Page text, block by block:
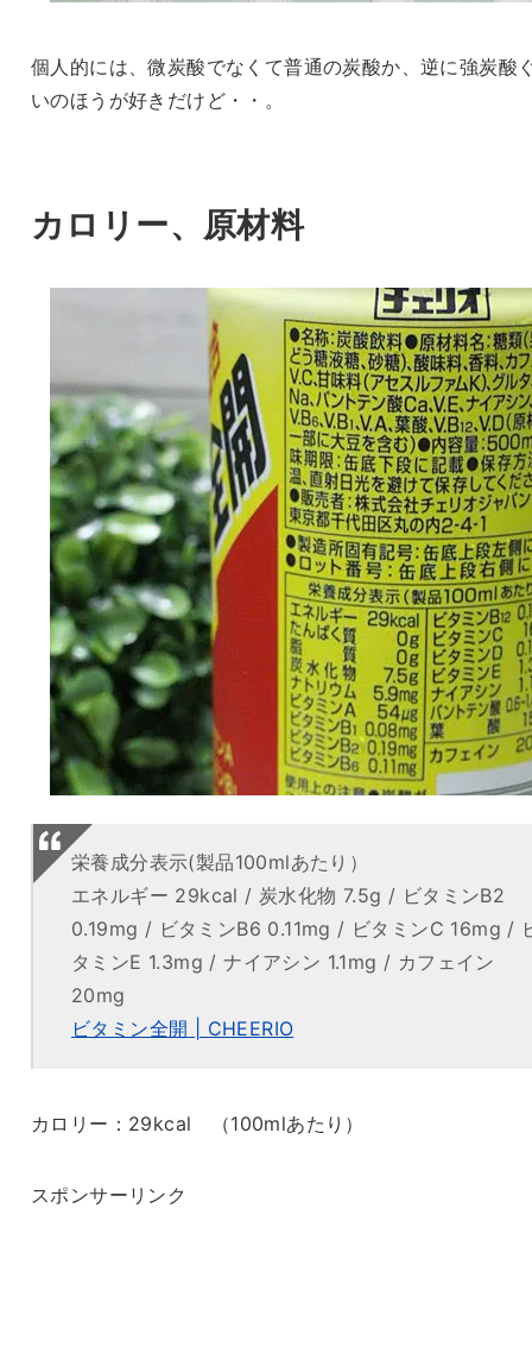
個人的には、微炭酸でなくて普通の炭酸か、逆に強炭酸
いのほうが好きだけど・・。
カロリー、原材料
栄養成分表示(製品100mlあたり）
エネルギー 29kcal / 炭水化物 7.5g / ビタミンB2
0.19mg / ビタミンB6 0.11mg / ビタミンC 16mg /
タミンE 1.3mg / ナイアシン 1.1mg / カフェイン
20mg
ビタミン全開 | CHEERIO
カロリー：29kcal （100mlあたり）
スポンサーリンク